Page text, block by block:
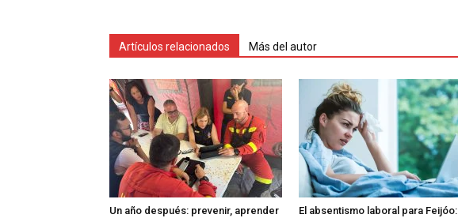
Artículos relacionados Más del autor
Un año después: prevenir, aprender
El absentismo laboral para Feijóo: